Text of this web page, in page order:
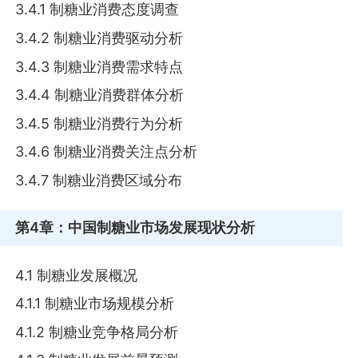
3.4.1 制糖业消费态度调查
3.4.2 制糖业消费驱动分析
3.4.3 制糖业消费需求特点
3.4.4 制糖业消费群体分析
3.4.5 制糖业消费行为分析
3.4.6 制糖业消费关注点分析
3.4.7 制糖业消费区域分布
第4章 ：中国制糖业市场发展现状分析
4.1 制糖业发展概况
4.1.1 制糖业市场规模分析
4.1.2 制糖业竞争格局分析